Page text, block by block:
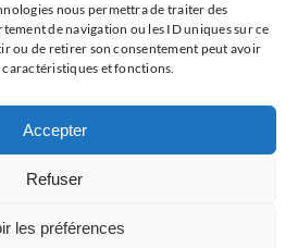
nous permettra de traiter des
de navigation ou les ID uniques sur ce
ou de retirer son consentement peut avoir
et fonctions.
Accepter
Refuser
les préférences